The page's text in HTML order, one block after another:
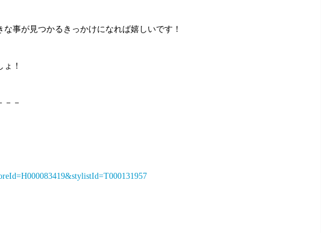
事が見つかるきっかけになれば嬉しいです！
！
－－